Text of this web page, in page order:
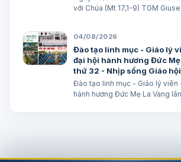
với Chúa (Mt 17,1-9) TGM
như tuyết”. Trích sách Tiên tri…
04/08/2026
Đào tạo linh mục - Giáo lý
đại hội hành hương Đức
thứ 32 - Nhịp sống Giáo hội
(28/7/2026 - 03/8/2026)
Đào tạo linh mục - Giáo lý viên
hành hương Đức Mẹ La Vang